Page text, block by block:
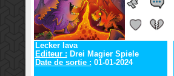
Lecker lava
Editeur : Drei Magier Spiele
Date de sortie : 01-01-2024